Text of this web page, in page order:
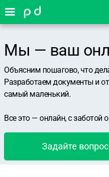
Мы — ваш
Объясним пошагово, что
Разработаем документы и
самый маленький.
Все это — онлайн, с заботой
Задайте